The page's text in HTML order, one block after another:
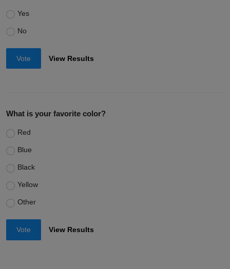
Yes
No
Vote View Results
What is your favorite color?
Red
Blue
Black
Yellow
Other
Vote View Results